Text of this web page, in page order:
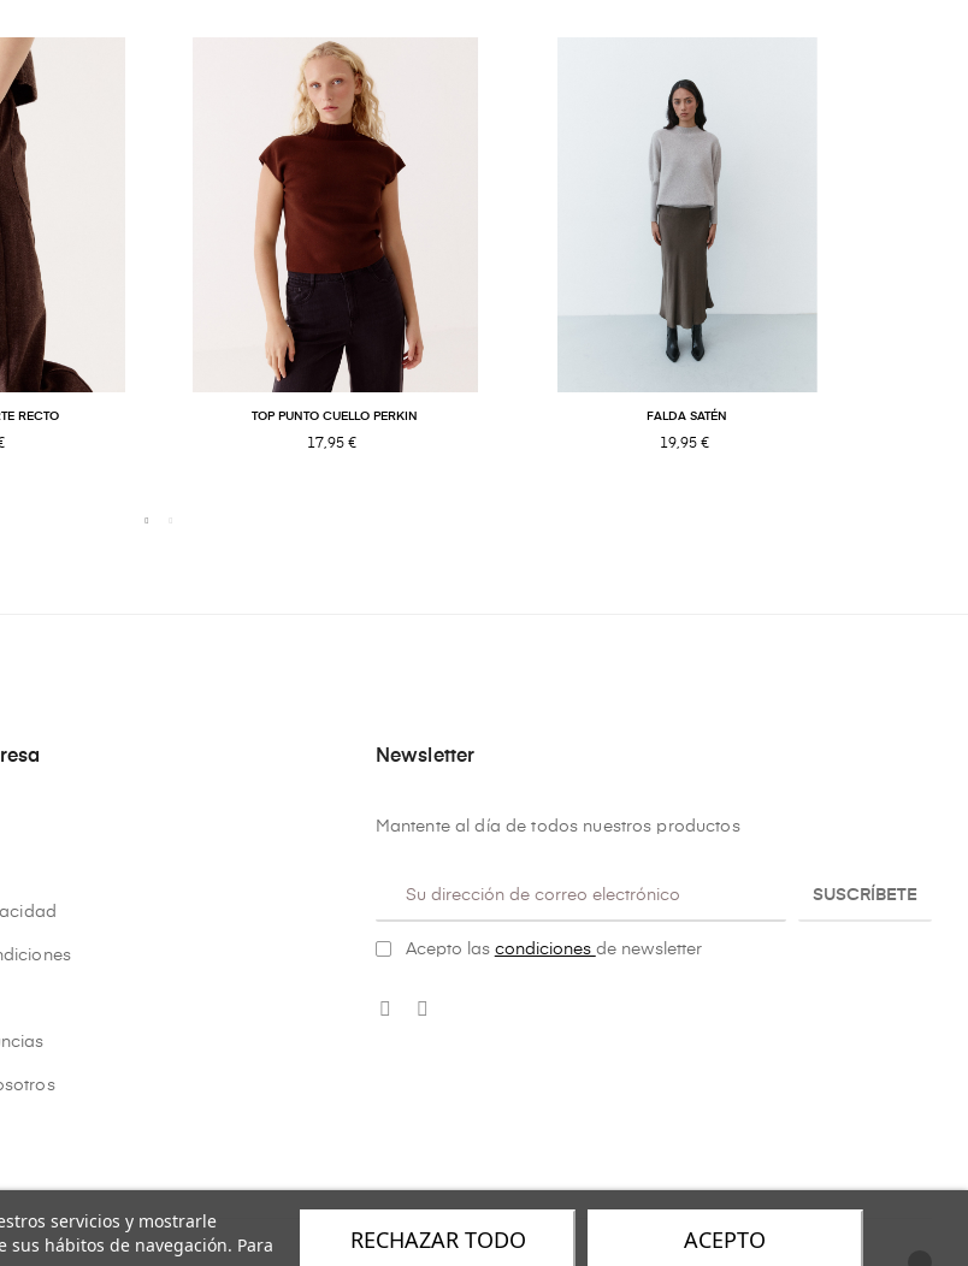
RECTO TOP PUNTO CUELLO PERKIN
17,95 €
FALDA SATÉN
19,95 €
Newsletter
Mantente al día de todos nuestros productos
SUSCRÍBETE
Acepto las condiciones de newsletter
servicios y mostrarle
hábitos de navegación. Para
RECHAZAR TODO ACEPTO